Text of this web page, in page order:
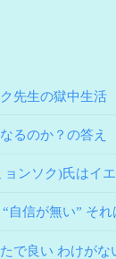
先生の獄中生活
るのか？の答え
ンソク)氏はイ
自信が無い” そ
で良い わけがな